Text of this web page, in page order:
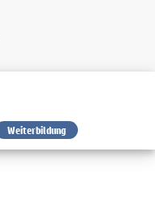
Weiterbildung